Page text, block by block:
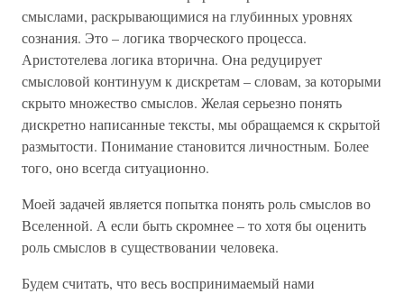
смыслами, раскрывающимися на глубинных уровнях
сознания. Это – логика творческого процесса.
Аристотелева логика вторична. Она редуцирует
смысловой континуум к дискретам – словам, за которыми
скрыто множество смыслов. Желая серьезно понять
дискретно написанные тексты, мы обращаемся к скрытой
размытости. Понимание становится личностным. Более
того, оно всегда ситуационно.
Моей задачей является попытка понять роль смыслов во
Вселенной. А если быть скромнее – то хотя бы оценить
роль смыслов в существовании человека.
Будем считать, что весь воспринимаемый нами